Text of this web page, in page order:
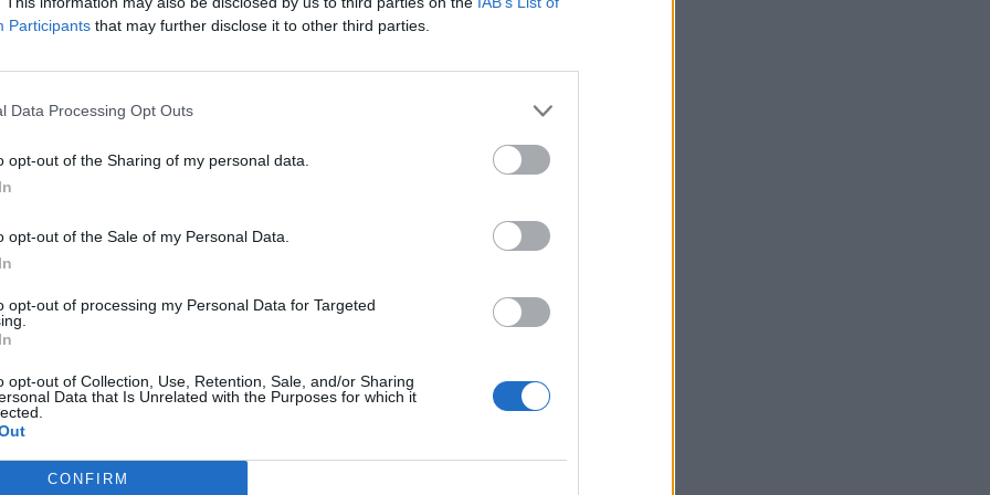
Participants that may further disclose it to other third parties.
Data Processing Opt Outs
opt-out of the Sharing of my personal data.
opt-out of the Sale of my Personal Data.
opt-out of processing my Personal Data for Targeted
opt-out of Collection, Use, Retention, Sale, and/or Sharing
Data that Is Unrelated with the Purposes for which it
CONFIRM
visszaélések fordulhattak elő. Január 30-án írt először a Financial
portfolio.hu hírarchívumához tartozik, melynek olvasása előfizetéses
tartalmazza:
elmúlt 2 év napon belüli
Előfizetés
VAGY? BEJELENTKEZÉS